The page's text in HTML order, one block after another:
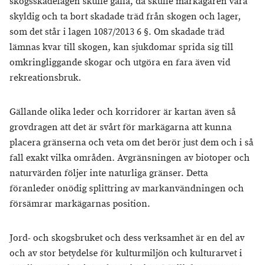
skyldig och ta bort skadade träd från skogen och lager,
som det står i lagen 1087/2013 6 §. Om skadade träd
lämnas kvar till skogen, kan sjukdomar sprida sig till
omkringliggande skogar och utgöra en fara även vid
rekreationsbruk.
Gällande olika leder och korridorer är kartan även så
grovdragen att det är svårt för markägarna att kunna
placera gränserna och veta om det berör just dem och i så
fall exakt vilka områden. Avgränsningen av biotoper och
naturvärden följer inte naturliga gränser. Detta
föranleder onödig splittring av markanvändningen och
försämrar markägarnas position.
Jord- och skogsbruket och dess verksamhet är en del av
och av stor betydelse för kulturmiljön och kulturarvet i